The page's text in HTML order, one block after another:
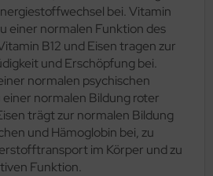
bei. Vitamin
einer normalen Funktion des
B12 und Eisen tragen zur
und Erschöpfung bei.
normalen psychischen
normalen Bildung roter
trägt zur normalen Bildung
und Hämoglobin bei, zu
im Körper und zu
Funktion.